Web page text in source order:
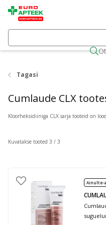
Tagasi
Cumlaude CLX
Kuvatakse tooted 3 / 3
Ainult e-